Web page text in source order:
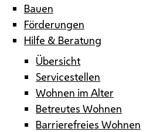
Bauen
Förderungen
Hilfe & Beratung
Übersicht
Servicestellen
Wohnen im Alter
Betreutes Wohnen
Barrierefreies Wohnen